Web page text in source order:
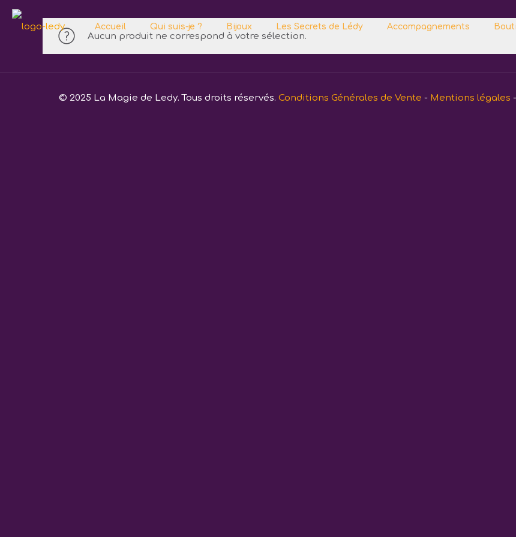
Accueil Qui suis-je ? Bijoux Les Secrets de Lédy Accompagnements
Aucun produit ne correspond à votre sélection.
© 2025 La Magie de Ledy. Tous droits réservés. Conditions Générales de Vente - Mentions légales -